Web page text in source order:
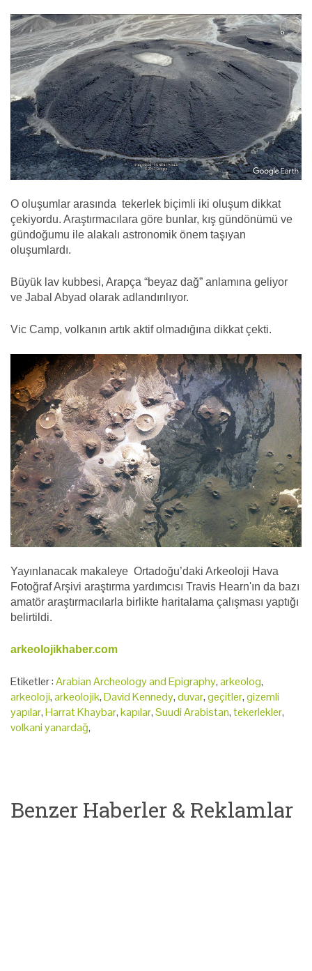
O oluşumlar arasında tekerlek biçimli iki oluşum dikkat
çekiyordu. Araştırmacılara göre bunlar, kış gündönümü ve
gündoğumu ile alakalı astronomik önem taşıyan
oluşumlardı.
Büyük lav kubbesi, Arapça “beyaz dağ” anlamına geliyor
ve Jabal Abyad olarak adlandırılıyor.
Vic Camp, volkanın artık aktif olmadığına dikkat çekti.
Yayınlanacak makaleye Ortadoğu’daki Arkeoloji Hava
Fotoğraf Arşivi araştırma yardımcısı Travis Hearn'ın da bazı
amatör araştırmacılarla birlikte haritalama çalışması yaptığı
belirtildi.
arkeolojikhaber.com
Etiketler :Arabian Archeology and Epigraphy,arkeolog,
arkeoloji,arkeolojik,David Kennedy,duvar,geçitler,gizemli
yapılar,Harrat Khaybar,kapılar,Suudi Arabistan,tekerlekler,
volkani yanardağ,
Benzer Haberler & Reklamlar